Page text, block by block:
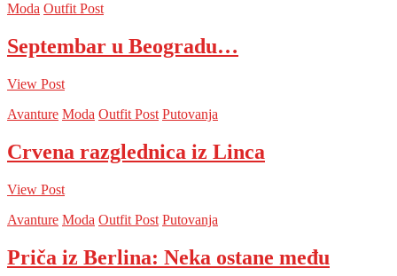
Moda Outfit Post
Septembar u Beogradu…
View Post
Avanture Moda Outfit Post Putovanja
Crvena razglednica iz Linca
View Post
Avanture Moda Outfit Post Putovanja
Priča iz Berlina: Neka ostane među